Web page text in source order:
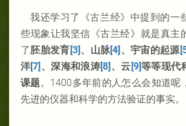
我还学习了《古兰经》中提到的一
些现象让我坚信《古兰经》就是真主
了胚胎发育 [3]、山脉[4] 、宇宙的起源
洋[7] 、深海和浪涛[8] 、云 [9]等等现代
课题。1400多年前的人怎么会知道呢
先进的仪器和科学的方法验证的事实。